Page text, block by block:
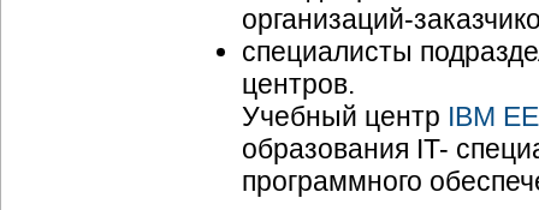
организаций-за
специалисты
центров.
Учебный центр IBM
образования IT-
программного